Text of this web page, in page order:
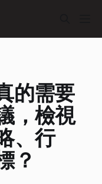
的需要
，檢視
、行
？